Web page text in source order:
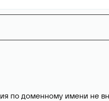
по доменному имени не